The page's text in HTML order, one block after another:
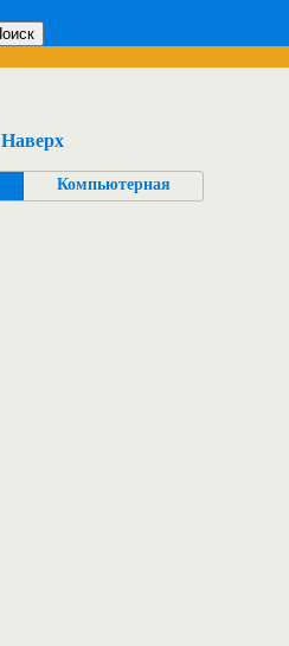
Наверх
Компьютерная